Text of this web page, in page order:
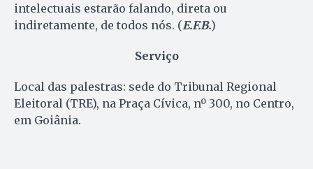
intelectuais estarão falando, direta ou
indiretamente, de todos nós. (E.F.B.)
Serviço
Local das palestras: sede do Tribunal Regional
Eleitoral (TRE), na Praça Cívica, nº 300, no Centro,
em Goiânia.